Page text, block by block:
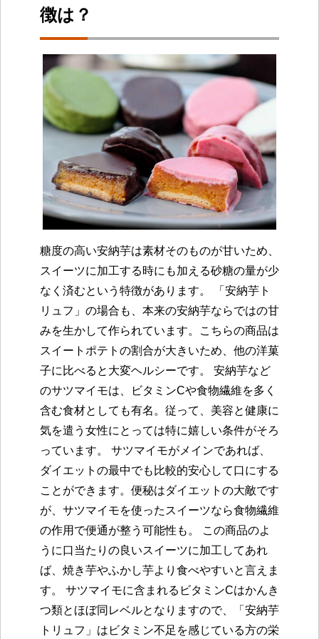
徴は？
糖度の高い安納芋は素材そのものが甘いため、
スイーツに加工する時にも加える砂糖の量が少
なく済むという特徴があります。 「安納芋ト
リュフ」の場合も、本来の安納芋ならではの甘
みを生かして作られています。こちらの商品は
スイートポテトの割合が大きいため、他の洋菓
子に比べると大変ヘルシーです。 安納芋など
のサツマイモは、ビタミンCや食物繊維を多く
含む食材としても有名。従って、美容と健康に
気を遣う女性にとっては特に嬉しい条件がそろ
っています。 サツマイモがメインであれば、
ダイエットの最中でも比較的安心して口にする
ことができます。便秘はダイエットの大敵です
が、サツマイモを使ったスイーツなら食物繊維
の作用で便通が整う可能性も。 この商品のよ
うに口当たりの良いスイーツに加工してあれ
ば、焼き芋やふかし芋より食べやすいと言えま
す。 サツマイモに含まれるビタミンCはかんき
つ類とほぼ同レベルとなりますので、「安納芋
トリュフ」はビタミン不足を感じている方の栄